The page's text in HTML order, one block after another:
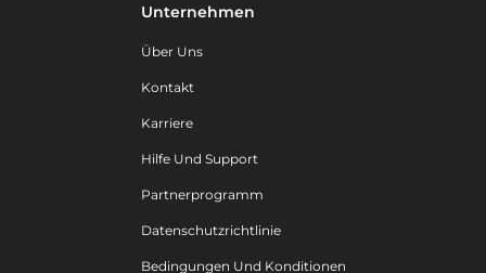
Unternehmen
Über Uns
Kontakt
Karriere
Hilfe Und Support
Partnerprogramm
Datenschutzrichtlinie
Bedingungen Und Konditionen